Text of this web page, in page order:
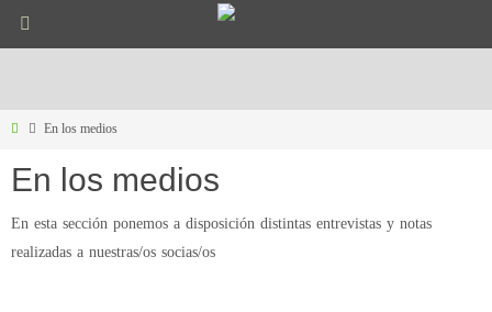
InicioEn los medios
En los medios
En esta sección ponemos a disposición distintas entrevistas y notas
realizadas a nuestras/os socias/os